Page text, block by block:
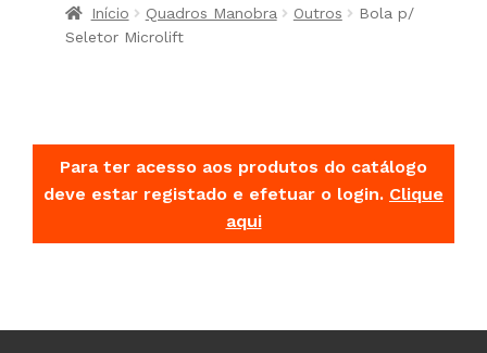
Início Quadros Manobra Outros
Bola p/
Seletor Microlift
Para ter acesso aos produtos do catálogo
deve estar registado e efetuar o login. Clique
aqui